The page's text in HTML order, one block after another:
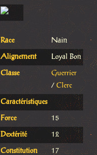
Race Nain
Alignement Loyal Bon
Classe
Guerrier
/ Clerc
Caractéristiques
Force 15
Dextérité 12
Constitution 17